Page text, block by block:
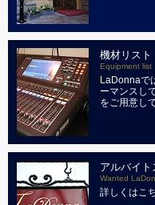
機材リスト
Equipment list
LaDonnaで
ーマンスし
をご用意し
アルバイ
Wanted
詳しくはこ